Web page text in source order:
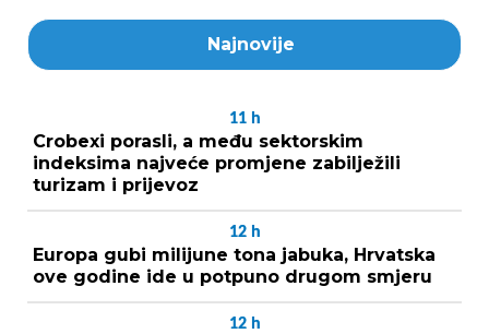
Najnovije
11 h
Crobexi porasli, a među sektorskim
indeksima najveće promjene zabilježili
turizam i prijevoz
12 h
Europa gubi milijune tona jabuka, Hrvatska
ove godine ide u potpuno drugom smjeru
12 h